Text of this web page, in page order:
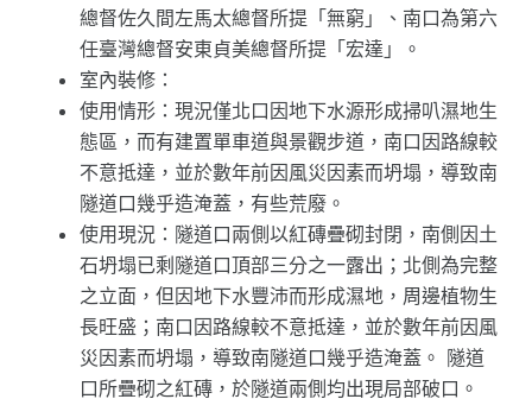
總督佐久間左馬太總督所提「無窮」、南口為第六
任臺灣總督安東貞美總督所提「宏達」。
室內裝修：
使用情形：現況僅北口因地下水源形成掃叭濕地生
態區，而有建置單車道與景觀步道，南口因路線較
不意抵達，並於數年前因風災因素而坍塌，導致南
隧道口幾乎造淹蓋，有些荒廢。
使用現況：隧道口兩側以紅磚疊砌封閉，南側因土
石坍塌已剩隧道口頂部三分之一露出；北側為完整
之立面，但因地下水豐沛而形成濕地，周邊植物生
長旺盛；南口因路線較不意抵達，並於數年前因風
災因素而坍塌，導致南隧道口幾乎造淹蓋。 隧道
口所疊砌之紅磚，於隧道兩側均出現局部破口。